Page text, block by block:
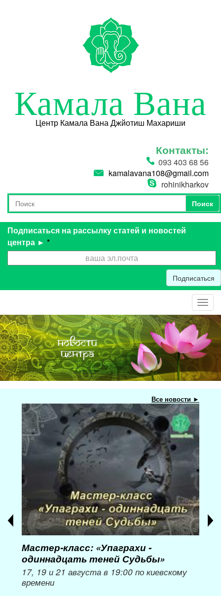
Камала Вана
Центр Камала Вана Джйотиш Махариши
Контакты:
093 403 68 56
kamalavana108@gmail.com
rohinikharkov
Форма поиска
Поиск
Поиск
Подписаться на рассылку статей и новостей
центра ► *
Подписаться
Все новости ►
Мастер-класс: «Упаграхи -
одиннадцать теней Судьбы»
17, 19 и 21 августа в 19:00 по киевскому
времени